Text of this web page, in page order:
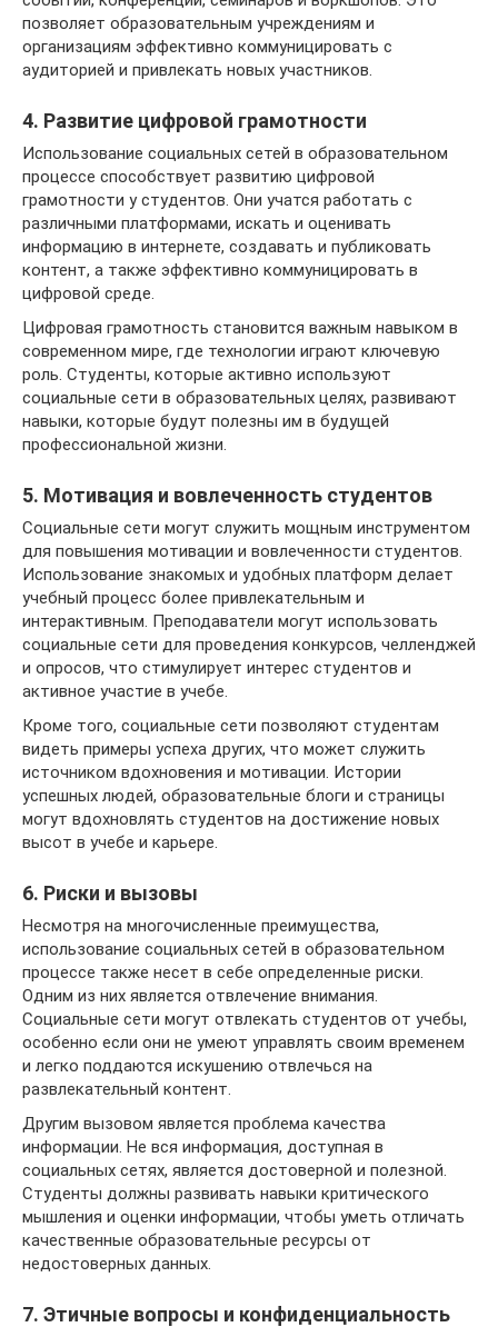
позволяет образовательным учреждениям и
организациям эффективно коммуницировать с
аудиторией и привлекать новых участников.
4. Развитие цифровой грамотности
Использование социальных сетей в образовательном
процессе способствует развитию цифровой
грамотности у студентов. Они учатся работать с
различными платформами, искать и оценивать
информацию в интернете, создавать и публиковать
контент, а также эффективно коммуницировать в
цифровой среде.
Цифровая грамотность становится важным навыком в
современном мире, где технологии играют ключевую
роль. Студенты, которые активно используют
социальные сети в образовательных целях, развивают
навыки, которые будут полезны им в будущей
профессиональной жизни.
5. Мотивация и вовлеченность студентов
Социальные сети могут служить мощным инструментом
для повышения мотивации и вовлеченности студентов.
Использование знакомых и удобных платформ делает
учебный процесс более привлекательным и
интерактивным. Преподаватели могут использовать
социальные сети для проведения конкурсов, челленджей
и опросов, что стимулирует интерес студентов и
активное участие в учебе.
Кроме того, социальные сети позволяют студентам
видеть примеры успеха других, что может служить
источником вдохновения и мотивации. Истории
успешных людей, образовательные блоги и страницы
могут вдохновлять студентов на достижение новых
высот в учебе и карьере.
6. Риски и вызовы
Несмотря на многочисленные преимущества,
использование социальных сетей в образовательном
процессе также несет в себе определенные риски.
Одним из них является отвлечение внимания.
Социальные сети могут отвлекать студентов от учебы,
особенно если они не умеют управлять своим временем
и легко поддаются искушению отвлечься на
развлекательный контент.
Другим вызовом является проблема качества
информации. Не вся информация, доступная в
социальных сетях, является достоверной и полезной.
Студенты должны развивать навыки критического
мышления и оценки информации, чтобы уметь отличать
качественные образовательные ресурсы от
недостоверных данных.
7. Этичные вопросы и конфиденциальность